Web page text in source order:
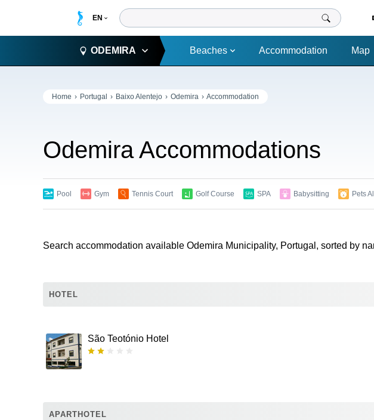
ODEMIRA Beaches Accommodation Map
Home Portugal Baixo Alentejo Odemira Accommodation
Odemira Accommodations
Pool Gym Tennis Court Golf Course SPA Babysitting Pets
Search accommodation available Odemira Municipality, Portugal, sorted by
HOTEL
São Teotónio Hotel
APARTHOTEL